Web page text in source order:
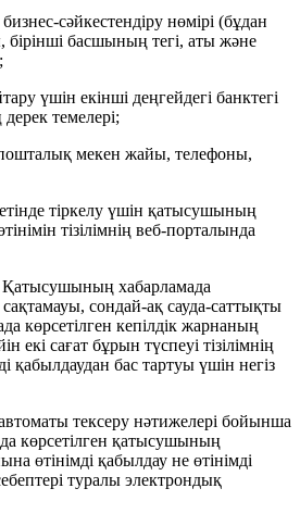
сәйкестендіру нөмірі (бұдан
басшының тегі, аты және
үшін екінші деңгейдегі банктегі
темелері;
мекен жайы, телефоны,
тіркелу үшін қатысушының
тізілімнің веб-порталында
хабарламада
сондай-ақ сауда-саттықты
көрсетілген кепілдік жарнаның
екі сағат бұрын түспеуі тізілімнің
қабылдаудан бас тартуы үшін негіз
тексеру нәтижелері бойынша
көрсетілген қатысушының
өтінімді қабылдау не өтінімді
туралы электрондық